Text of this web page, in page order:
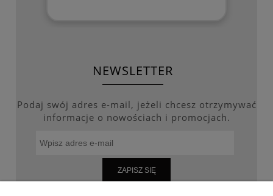
NEWSLETTER
Podaj swój adres e-mail, jeżeli chcesz otrzymywać
informacje o nowościach i promocjach.
ZAPISZ SIĘ